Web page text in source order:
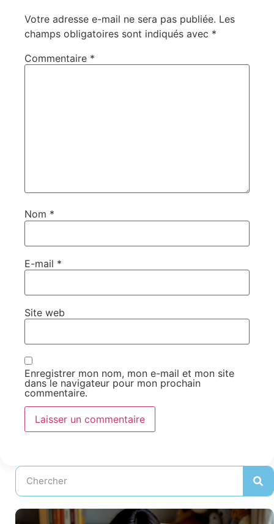
Votre adresse e-mail ne sera pas publiée. Les
champs obligatoires sont indiqués avec *
Commentaire *
Nom *
E-mail *
Site web
Enregistrer mon nom, mon e-mail et mon site
dans le navigateur pour mon prochain
commentaire.